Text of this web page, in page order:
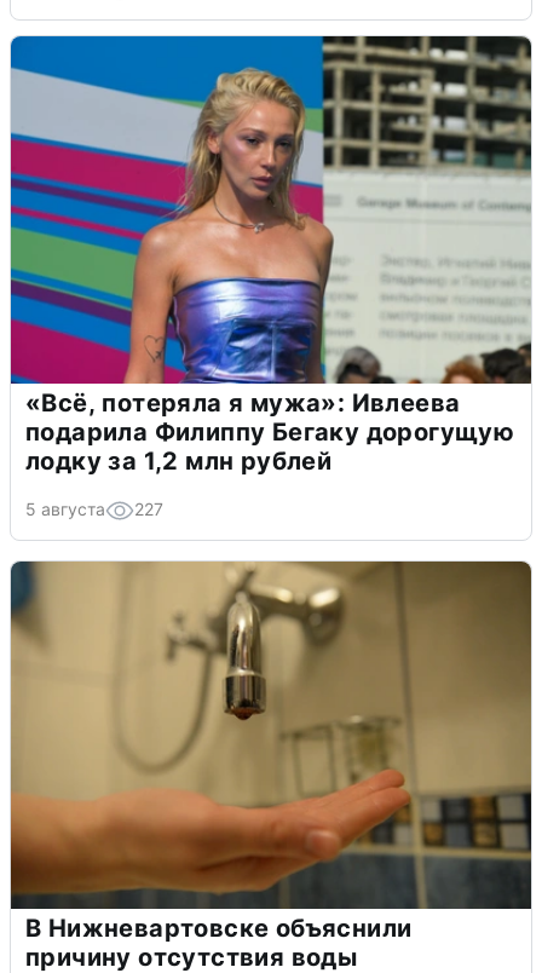
«Всё, потеряла я мужа»: Ивлеева
подарила Филиппу Бегаку дорогущую
лодку за 1,2 млн рублей
5 августа 227
В Нижневартовске объяснили
причину отсутствия воды